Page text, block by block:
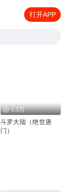
打开APP
1.3万
斗罗大陆（绝世唐
门）